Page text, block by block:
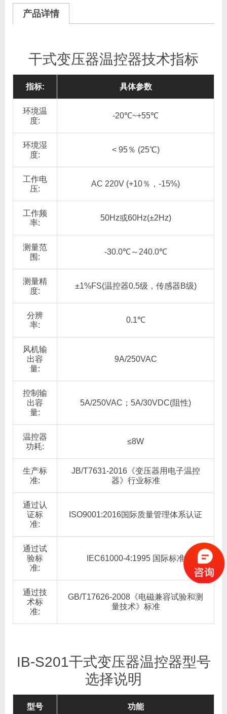
产品详情
干式变压器温控器技术指标
指标: 具体参数
环境温
度:
-20℃~+55℃
环境湿
度:
< 95％ (25℃)
工作电
压:
AC 220V (+10％，-15%)
工作频
率:
50Hz或60Hz(±2Hz)
测量范
围:
-30.0℃～240.0℃
测量精
度:
±1%FS(温控器0.5级，传感器B级)
分辨
率:
0.1℃
风机输
出容
量:
9A/250VAC
控制输
出容
量:
5A/250VAC；5A/30VDC(阻性)
温控器
功耗:
≤8W
生产标
准:
JB/T7631-2016《变压器用电子温控
器》行业标准
通过认
证标
准:
ISO9001:2016国际质量管理体系认证
通过试
验标
准:
IEC61000-4:1995 国际标准
通过技
术标
准:
GB/T17626-2008《电磁兼容试验和测
量技术》标准
IB-S201干式变压器温控器型号
选择说明
型号 功能